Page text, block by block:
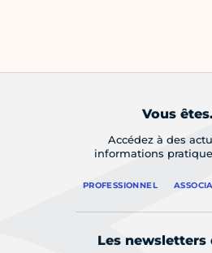
Vous
Accédez à des
informations
PROFESSIONNEL
Les newsletters